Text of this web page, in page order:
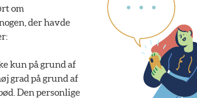
om
der havde
kun på grund af
grad på grund af
Den personlige